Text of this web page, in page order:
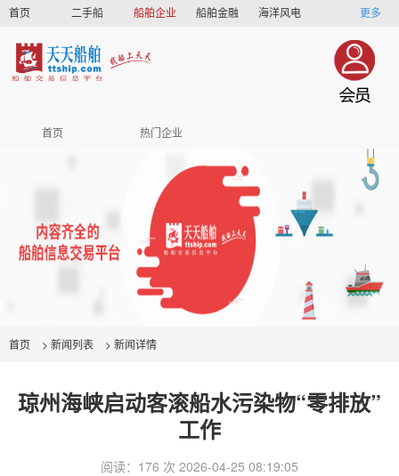
首页 二手船 船舶企业 船舶金融
海洋风电
更多
首页 热门企业
首页 > 新闻列表 > 新闻详情
琼州海峡启动客滚船水污染物“零排放”
工作
阅读：176 次 2026-04-25 08:19:05